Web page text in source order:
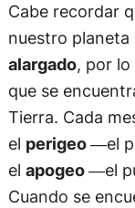
Cabe recordar
nuestro planeta
alargado, por lo
que se
Tierra. Cada
el perigeo―el
el apogeo―el
Cuando se